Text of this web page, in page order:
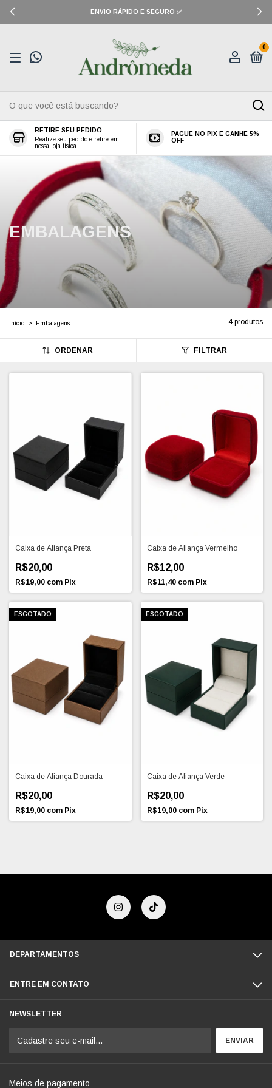
ENVIO RÁPIDO E SEGURO ✅
0
RETIRE SEU PEDIDO
Realize seu pedido e retire em
nossa loja física.
PAGUE NO PIX E GANHE 5%
OFF
EMBALAGENS
Início > Embalagens 4 produtos
ORDENAR FILTRAR
Caixa de Aliança Preta
R$20,00
R$19,00 com Pix
Caixa de Aliança Vermelho
R$12,00
R$11,40 com Pix
ESGOTADO
Caixa de Aliança Dourada
R$20,00
R$19,00 com Pix
ESGOTADO
Caixa de Aliança Verde
R$20,00
R$19,00 com Pix
DEPARTAMENTOS
ENTRE EM CONTATO
NEWSLETTER
Meios de pagamento